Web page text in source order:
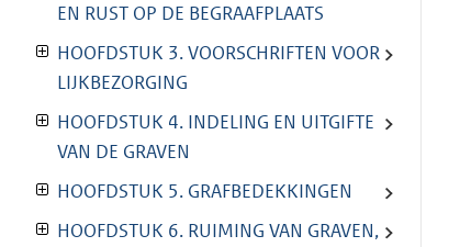
EN RUST OP DE BEGRAAFPLAATS
HOOFDSTUK 3. VOORSCHRIFTEN VOOR
LIJKBEZORGING
HOOFDSTUK 4. INDELING EN UITGIFTE
VAN DE GRAVEN
HOOFDSTUK 5. GRAFBEDEKKINGEN
HOOFDSTUK 6. RUIMING VAN GRAVEN,